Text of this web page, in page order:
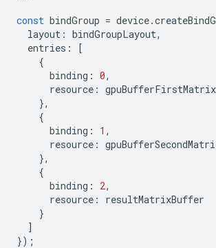
const bindGroup = device.
layout : bindGroupLayout,
entries :
[
{
binding : 0,
resource : gpuBufferFirstMatrix
},
{
binding : 1 ,
resource :
},
{
binding : 2,
resource :
resultMatrixBuffer
}
]
});